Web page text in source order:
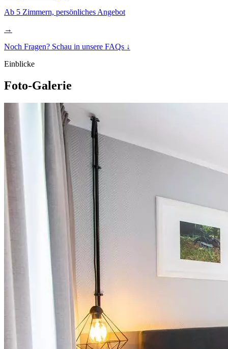
Ab 5 Zimmern, persönliches Angebot
→
Noch Fragen? Schau in unsere FAQs ↓
Einblicke
Foto-Galerie